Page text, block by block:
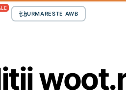
URMARESTE AWB